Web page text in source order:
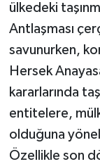
ülkedeki
Antlaşması
savunurken,
Hersek
kararlarında
entitelere,
olduğuna
Özellikle son